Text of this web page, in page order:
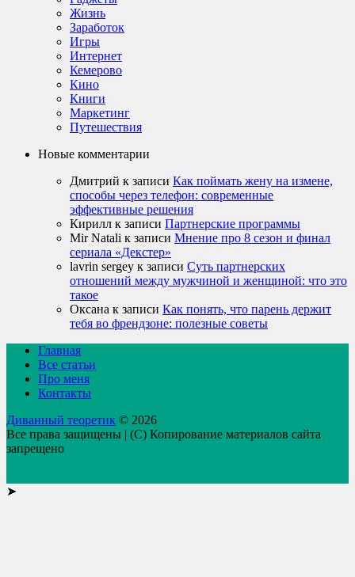
Жизнь
Заработок
Игры
Интернет
Кемерово
Кино
Книги
Маркетинг
Путешествия
Новые комментарии
Дмитрий к записи Как поймать жену на измене,
способы через телефон: современные
эффективные решения
Кирилл к записи Партнерские программы
Mir Natali к записи Мнение про 8 сезон и финал
сериала «Декстер»
lavrin sergey к записи Суть партнерских
отношений между мужчиной и женщиной: что это
такое
Оксана к записи Как понять, что парень держит
тебя во френдзоне: полезные советы
Главная
Все статьи
Про меня
Контакты
Диванный теоретик © 2026
Все права защищены | (C) Копирование материалов сайта
запрещено
➤